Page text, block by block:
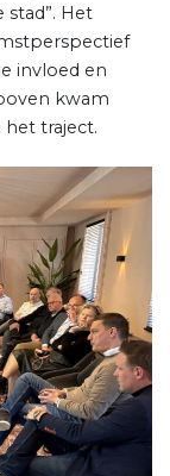
stad”. Het
invloed en
kwam
het traject.